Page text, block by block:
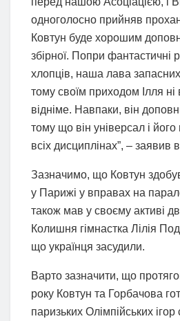
одноголосно прийняв
Ковтун буде хорошим
збірної. Попри фантастичні
хлопців, наша лава
тому своїм приходом Ілля ні
відніме. Навпаки, він
тому що він універсал і
всіх дисциплінах”, – заявив
Зазначимо, що Ковтун
у Парижі у вправах на
також мав у своєму активі
Колишня гімнастка Лілія
що українця засудили.
Варто зазначити, що
року Ковтун та Горбачова
паризьких Олімпійських ігор